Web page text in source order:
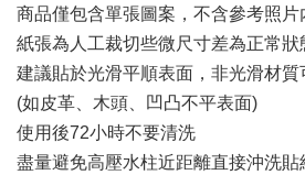
商品僅包含單張圖案，不含參考照片
紙張為人工裁切些微尺寸差為正常狀
建議貼於光滑平順表面，非光滑材
(如皮革、木頭、凹凸不平表面)
使用後72小時不要清洗
盡量避免高壓水柱近距離直接沖洗